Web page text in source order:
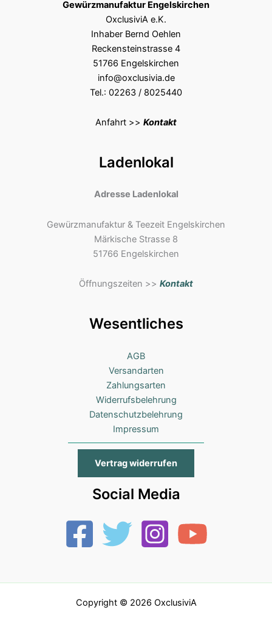
Gewürzmanufaktur Engelskirchen
OxclusiviA e.K.
Inhaber Bernd Oehlen
Reckensteinstrasse 4
51766 Engelskirchen
info@oxclusivia.de
Tel.: 02263 / 8025440
Anfahrt >> Kontakt
Ladenlokal
Adresse Ladenlokal
Gewürzmanufaktur & Teezeit Engelskirchen
Märkische Strasse 8
51766 Engelskirchen
Öffnungszeiten >> Kontakt
Wesentliches
AGB
Versandarten
Zahlungsarten
Widerrufsbelehrung
Datenschutzbelehrung
Impressum
Vertrag widerrufen
Social Media
Copyright © 2026 OxclusiviA